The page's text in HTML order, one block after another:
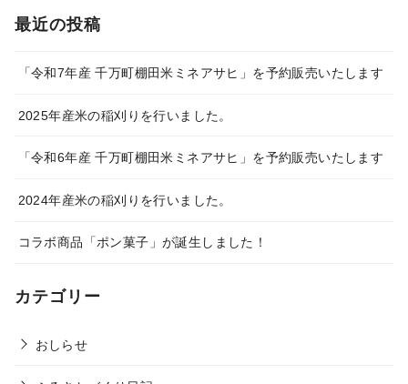
最近の投稿
「令和7年産 千万町棚田米ミネアサヒ」を予約販売いたします
2025年産米の稲刈りを行いました。
「令和6年産 千万町棚田米ミネアサヒ」を予約販売いたします
2024年産米の稲刈りを行いました。
コラボ商品「ポン菓子」が誕生しました！
カテゴリー
おしらせ